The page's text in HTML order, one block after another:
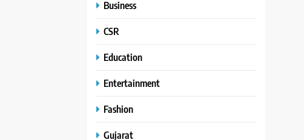
Business
CSR
Education
Entertainment
Fashion
Gujarat